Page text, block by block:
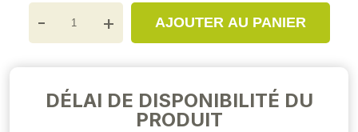
- + AJOUTER AU PANIER
DÉLAI DE DISPONIBILITÉ DU
PRODUIT